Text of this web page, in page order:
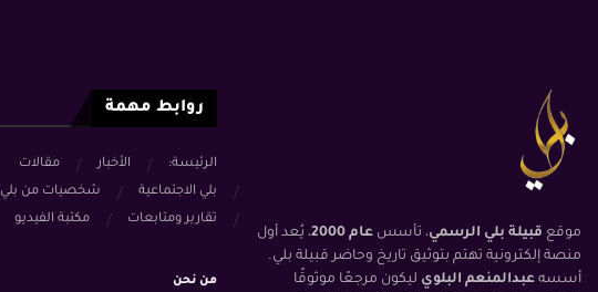
موقع قبيلة بلي الرسمي، تأسس عام 2000
، يُعد أول
منصة إلكترونية تهتم بتوثيق تاريخ وحاضر قبيلة بلي.
أسسه عبدالمنعم البلوي ليكون مرجعًا موثوقًا
روابط مهمة
الرئيسة: الأخبار
مقالات
بلي الاجتماعية
شخصيات من بلي
تقارير ومتابعات
مكتبة الفيديو
من نحن